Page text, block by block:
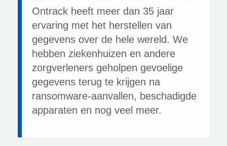
Ontrack heeft meer dan 35 jaar
ervaring met het herstellen van
gegevens over de hele wereld. We
hebben ziekenhuizen en andere
zorgverleners geholpen gevoelige
gegevens terug te krijgen na
ransomware-aanvallen, beschadigde
apparaten en nog veel meer.